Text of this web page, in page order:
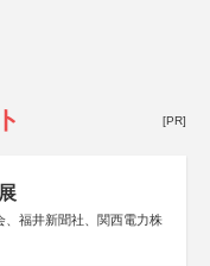
[PR]
、福井新聞社、関西電力株